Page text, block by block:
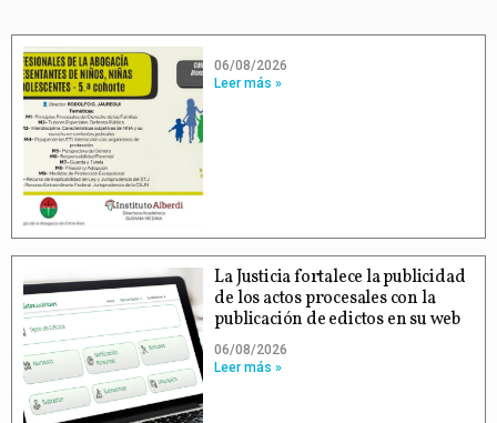
06/08/2026
Leer más »
La Justicia fortalece la publicidad
de los actos procesales con la
publicación de edictos en su web
06/08/2026
Leer más »